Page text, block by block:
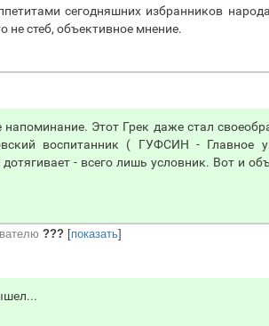
сегодняшних избранников
не стеб, объективное мнение.
напоминание. Этот Грек даже стал
воспитанник ( ГУФСИН - Главное
- всего лишь условник. Вот и
??? [показать]